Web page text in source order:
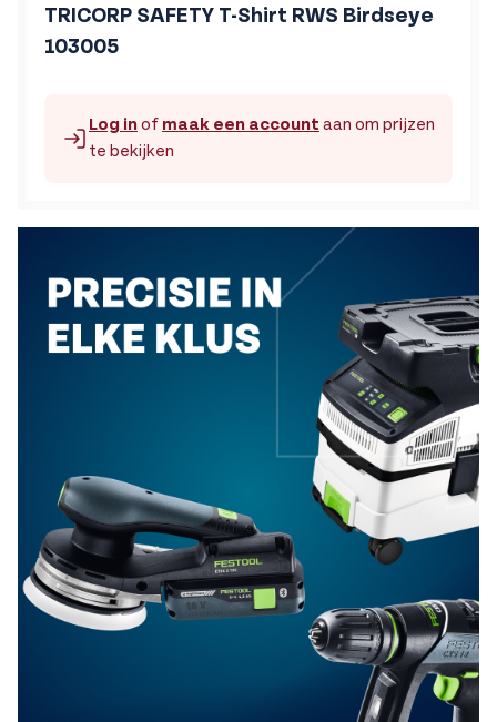
TRICORP SAFETY T-Shirt RWS Birdseye
103005
Log inof maak een account aan om prijzen
te bekijken